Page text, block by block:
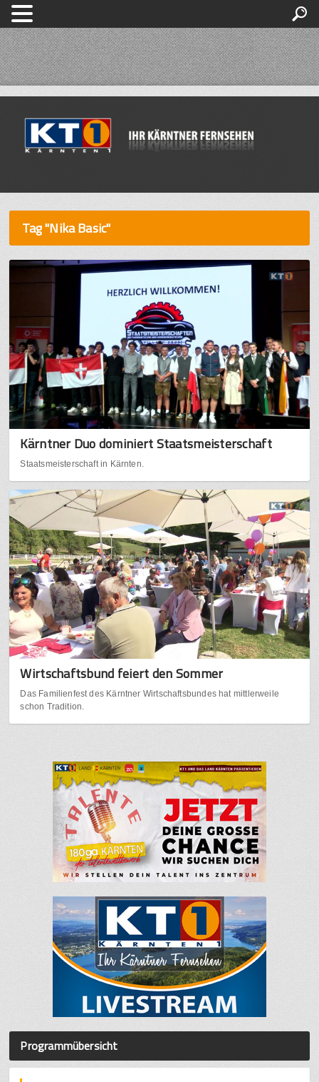
Tag "Nika Basic"
Kärntner Duo dominiert Staatsmeisterschaft
Staatsmeisterschaft in Kärnten.
Wirtschaftsbund feiert den Sommer
Das Familienfest des Kärntner Wirtschaftsbundes hat mittlerweile
schon Tradition.
Programmübersicht